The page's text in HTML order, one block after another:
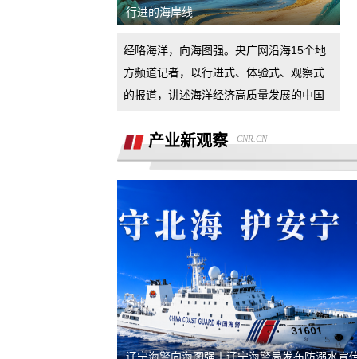
下手
同，联合二手车商坑骗消费者。退诚意
小米17pro镜头起雾，官方拆机后没解决
好问题，并且不换新，我申请换新加
杭州金昌宝湖不加价不给提车，拒绝交
汽车还不给退定金
市场价格调节问题
买车时承诺可以三个月后提前还款并落
到了合同现在条件满足但被拒，我要求
合同执行
半年了不给退定金，要求退回定金
潍坊寿光驰峰广汽本田购车定金拒不退
还，霸王条款
河北军文教育科技有限公司虚假宣传
行进的海岸线
经略海洋，向海图强。央广网沿海15个地
方频道记者，以行进式、体验式、观察式
的报道，讲述海洋经济高质量发展的中国
产业新观察 CNR.CN